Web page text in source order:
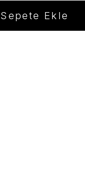
Sepete Ekle